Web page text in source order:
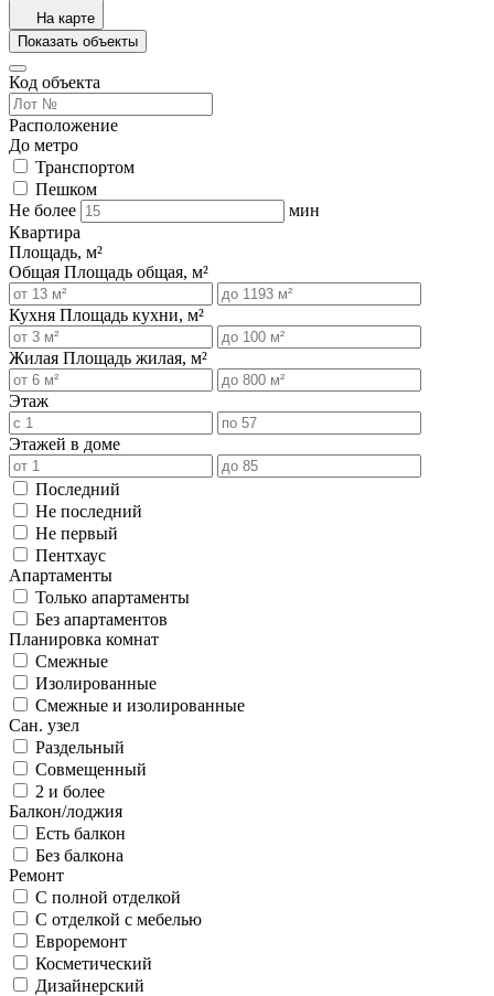
На карте
Показать объекты
Код объекта
Расположение
До метро
Транспортом
Пешком
Не более
мин
Квартира
Площадь, м²
Общая Площадь общая, м²
Кухня Площадь кухни, м²
Жилая Площадь жилая, м²
Этаж
Этажей в доме
Последний
Не последний
Не первый
Пентхаус
Апартаменты
Только апартаменты
Без апартаментов
Планировка комнат
Смежные
Изолированные
Смежные и изолированные
Сан. узел
Раздельный
Совмещенный
2 и более
Балкон/лоджия
Есть балкон
Без балкона
Ремонт
С полной отделкой
С отделкой с мебелью
Евроремонт
Косметический
Дизайнерский